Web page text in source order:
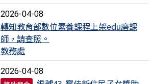
2026-04-08
轉知教育部數位素養課程上架edu磨課
師，請查照。
教務處
2026-04-08